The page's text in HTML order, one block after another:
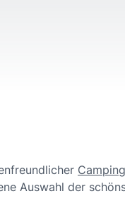
Auswahl der